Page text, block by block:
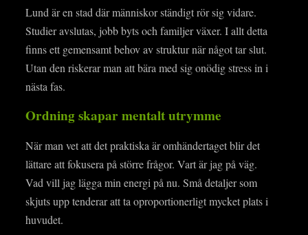
Lund är en stad där människor ständigt rör sig vidare.
Studier avslutas, jobb byts och familjer växer. I allt detta
finns ett gemensamt behov av struktur när något tar slut.
Utan den riskerar man att bära med sig onödig stress in i
nästa fas.
Ordning skapar mentalt utrymme
När man vet att det praktiska är omhändertaget blir det
lättare att fokusera på större frågor. Vart är jag på väg.
Vad vill jag lägga min energi på nu. Små detaljer som
skjuts upp tenderar att ta oproportionerligt mycket plats i
huvudet.